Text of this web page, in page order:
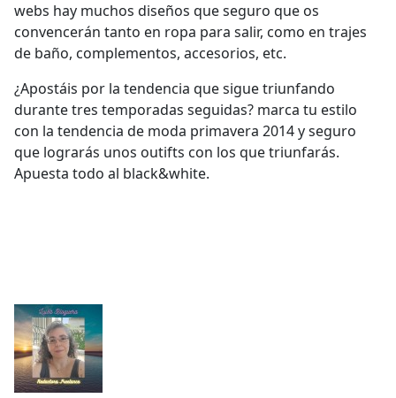
webs hay muchos diseños que seguro que os
convencerán tanto en ropa para salir, como en trajes
de baño, complementos, accesorios, etc.
¿Apostáis por la tendencia que sigue triunfando
durante tres temporadas seguidas? marca tu estilo
con la tendencia de moda primavera 2014 y seguro
que lograrás unos outifts con los que triunfarás.
Apuesta todo al black&white.